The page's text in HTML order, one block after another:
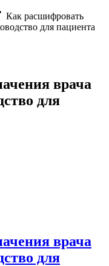
Как расшифровать
для пациента
врача
для
врача
для